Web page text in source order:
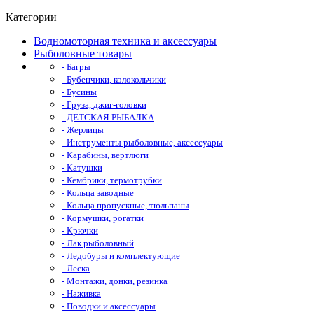
Категории
Водномоторная техника и аксессуары
Рыболовные товары
- Багры
- Бубенчики, колокольчики
- Бусины
- Груза, джиг-головки
- ДЕТСКАЯ РЫБАЛКА
- Жерлицы
- Инструменты рыболовные, аксессуары
- Карабины, вертлюги
- Катушки
- Кембрики, термотрубки
- Кольца заводные
- Кольца пропускные, тюльпаны
- Кормушки, рогатки
- Крючки
- Лак рыболовный
- Ледобуры и комплектующие
- Леска
- Монтажи, донки, резинка
- Наживка
- Поводки и аксессуары